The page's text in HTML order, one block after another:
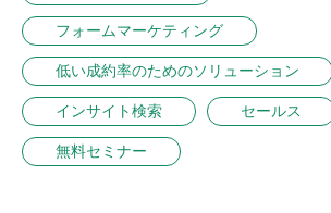
フォームマーケティング
低い成約率のためのソリューション
インサイト検索 セールス
無料セミナー